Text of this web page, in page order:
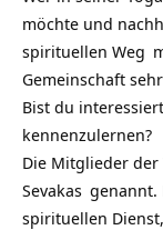
möchte und
spirituellen Weg
Gemeinschaft
Bist du
kennenzulernen?
Die Mitglieder der
Sevakas genannt.
spirituellen